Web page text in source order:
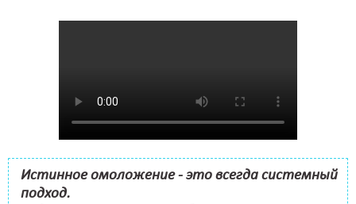
Истинное омоложение - это всегда системный
подход.